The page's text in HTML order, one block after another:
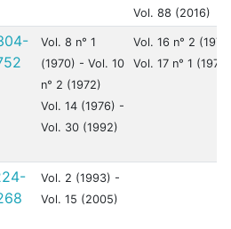
Vol. 88 (2016)
Vol. 8 n° 1
(1970) - Vol. 10
n° 2 (1972)
Vol. 14 (1976) -
Vol. 30 (1992)
Vol. 16 n° 2
Vol. 17 n° 1 (1979)
Vol. 2 (1993) -
Vol. 15 (2005)